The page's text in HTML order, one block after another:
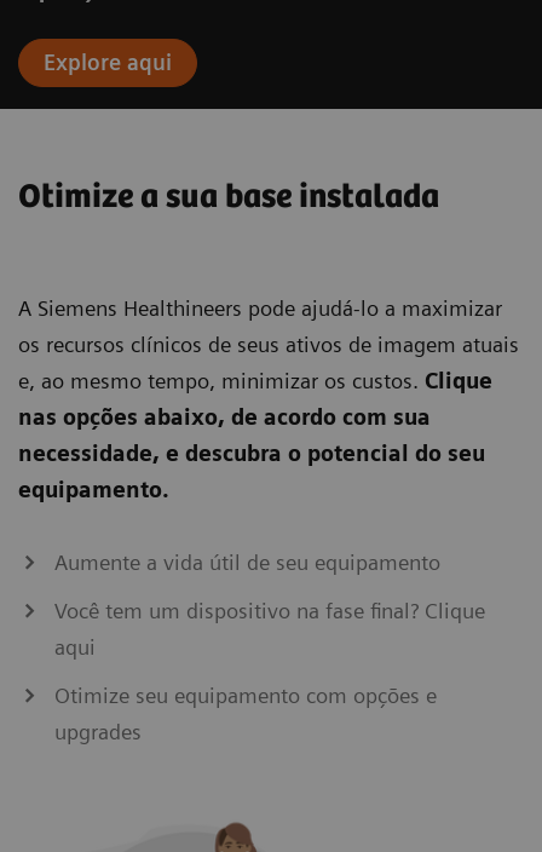
Explore aqui
Otimize a sua base instalada
A Siemens Healthineers pode ajudá-lo a maximizar
os recursos clínicos de seus ativos de imagem atuais
e, ao mesmo tempo, minimizar os custos. Clique
nas opções abaixo, de acordo com sua
necessidade, e descubra o potencial do seu
equipamento.
Aumente a vida útil de seu equipamento
Você tem um dispositivo na fase final? Clique
aqui
Otimize seu equipamento com opções e
upgrades